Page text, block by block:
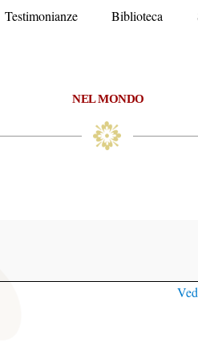
Testimonianze Biblioteca
NEL MONDO